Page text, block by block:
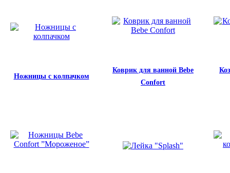
Ножницы с колпачком
Коврик для ванной Bebe
Confort